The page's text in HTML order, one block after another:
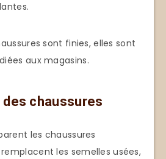
sont finies, elles sont
aux magasins.
chaussures
les chaussures
les semelles usées,